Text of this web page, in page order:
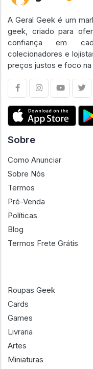
A Geral Geek é um
geek, criado para
confiança em
colecionadores e
preços justos e foco
Sobre
Como Anunciar
Sobre Nós
Termos
Pré-Venda
Políticas
Blog
Termos Frete Grátis
Roupas Geek
Cards
Games
Livraria
Artes
Miniaturas